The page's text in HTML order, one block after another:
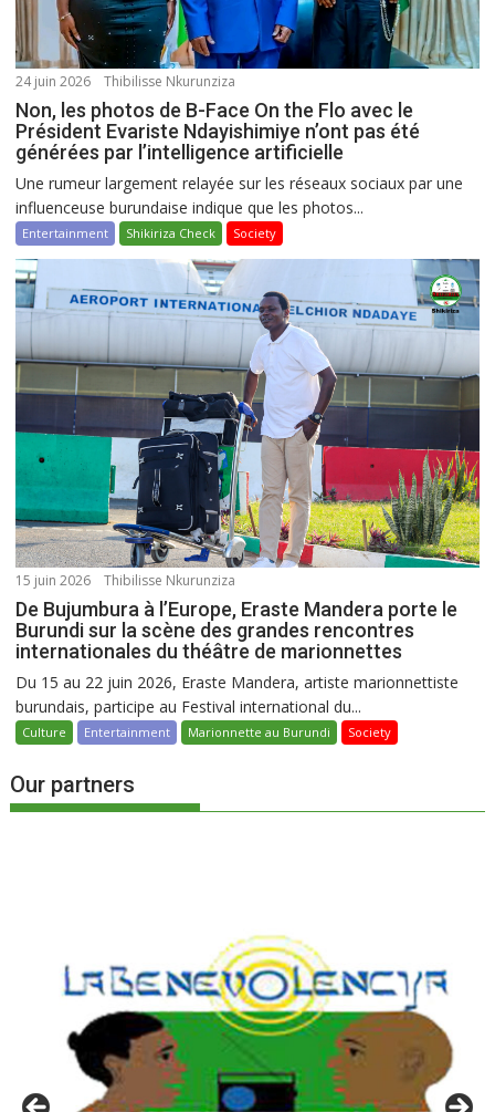
24 juin 2026 Thibilisse Nkurunziza
Non, les photos de B-Face On the Flo avec le
Président Evariste Ndayishimiye n’ont pas été
générées par l’intelligence artificielle
Une rumeur largement relayée sur les réseaux sociaux par une
influenceuse burundaise indique que les photos...
Entertainment Shikiriza Check Society
15 juin 2026 Thibilisse Nkurunziza
De Bujumbura à l’Europe, Eraste Mandera porte le
Burundi sur la scène des grandes rencontres
internationales du théâtre de marionnettes
Du 15 au 22 juin 2026, Eraste Mandera, artiste marionnettiste
burundais, participe au Festival international du...
Culture Entertainment Marionnette au Burundi Society
Our partners